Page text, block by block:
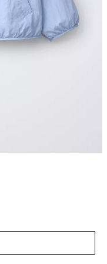
拉链闭合。正面口袋饰有饰
¥